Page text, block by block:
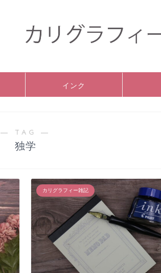
インク
― TAG ―
独学
カリグラフィー雑記